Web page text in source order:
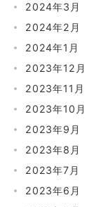
2024年3月
2024年2月
2024年1月
2023年12月
2023年11月
2023年10月
2023年9月
2023年8月
2023年7月
2023年6月